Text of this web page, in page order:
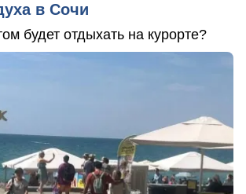
в Сочи
будет отдыхать на курорте?